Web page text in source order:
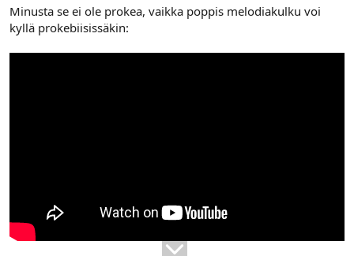
Minusta se ei ole prokea, vaikka poppis melodiakulku voi
kyllä prokebiisissäkin: